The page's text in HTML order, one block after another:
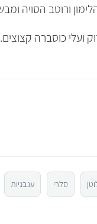
ועלי כוסברה קצוצים.
סלרי עגבניות